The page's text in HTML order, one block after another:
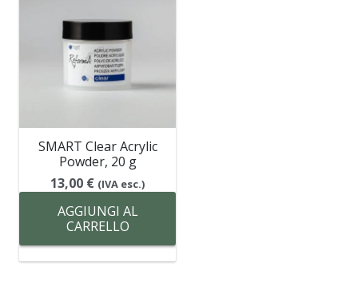
SMART Clear Acrylic
Powder, 20 g
13,00 € (IVA esc.)
AGGIUNGI AL
CARRELLO